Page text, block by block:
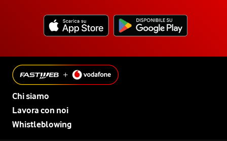
Chi siamo
Lavora con noi
Whistleblowing